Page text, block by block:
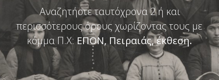
Αναζητήστε ταυτόχρονα 2 ή και
περισσότερους όρους χωρίζοντας τους με
κόμμα Π.Χ: ΕΠΟΝ, Πειραιάς, έκθεση.